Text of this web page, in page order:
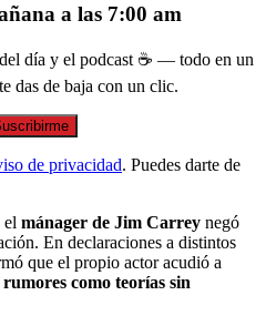
a las 7:00 am
día y el podcast ☕ — todo en un
das de baja con un clic.
de privacidad. Puedes darte de
el mánager de Jim Carrey negó
En declaraciones a distintos
que el propio actor acudió a
como teorías sin